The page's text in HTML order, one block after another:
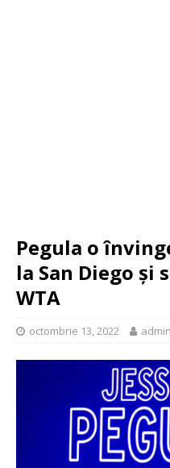
Pegula o
la San Diego și
WTA
octombrie 13, 2022 admin